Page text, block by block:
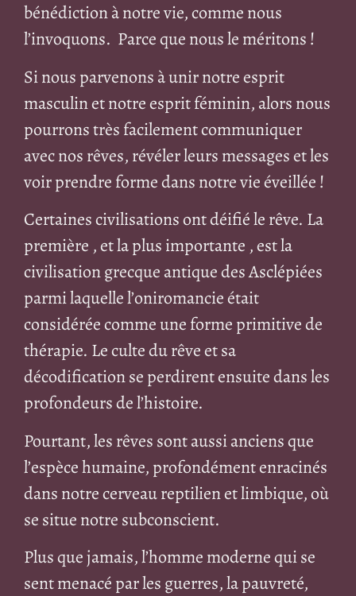
bénédiction à notre vie, comme nous
l’invoquons. Parce que nous le méritons !
Si nous parvenons à unir notre esprit
masculin et notre esprit féminin, alors nous
pourrons très facilement communiquer
avec nos rêves, révéler leurs messages et les
voir prendre forme dans notre vie éveillée !
Certaines civilisations ont déifié le rêve. La
première , et la plus importante , est la
civilisation grecque antique des Asclépiées
parmi laquelle l’oniromancie était
considérée comme une forme primitive de
thérapie. Le culte du rêve et sa
décodification se perdirent ensuite dans les
profondeurs de l’histoire.
Pourtant, les rêves sont aussi anciens que
l’espèce humaine, profondément enracinés
dans notre cerveau reptilien et limbique, où
se situe notre subconscient.
Plus que jamais, l’homme moderne qui se
sent menacé par les guerres, la pauvreté,